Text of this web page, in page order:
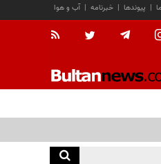
آب و هوا | خبرنامه | پیوندها |